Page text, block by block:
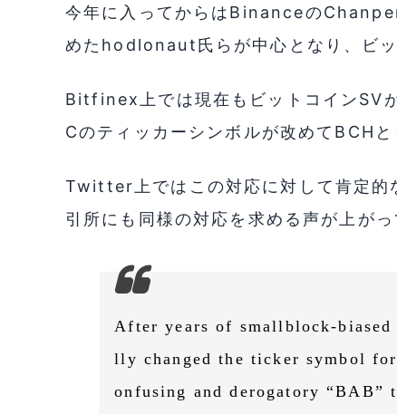
今年に入ってからはBinanceの
めたhodlonaut氏らが中心となり、ビッ
Bitfinex上では現在もビットコインSV
Cのティッカーシンボルが改めてBCH
Twitter上ではこの対応に対して肯定的
引所にも同様の対応を求める声が上がっ
After years of smallblock-
lly changed the ticker symbol
onfusing and derogatory